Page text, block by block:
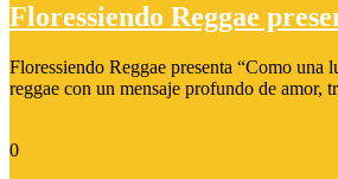
Floressiendo Reggae
Floressiendo Reggae presenta “Como
reggae con un mensaje profundo de
0